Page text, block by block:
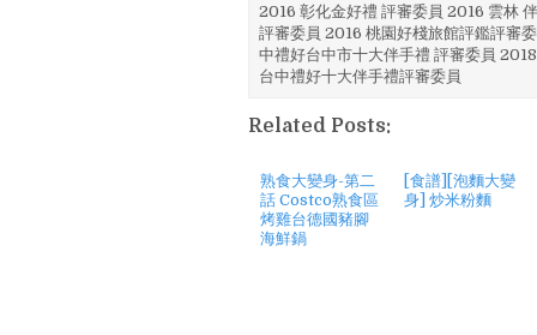
2016 彰化金好禮 評審委員 2016 雲林
評審委員 2016 桃園好棧旅館評鑑評審
中禮好台中市十大伴手禮 評審委員
台中禮好十大伴手禮評審委員
Related Posts:
熟食大變身-第二
話 Costco熟食區
烤雞台德國豬腳
海鮮鍋
[食譜][泡麵大變
身] 炒米粉麵